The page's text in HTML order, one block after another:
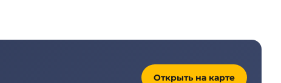
Открыть на карте